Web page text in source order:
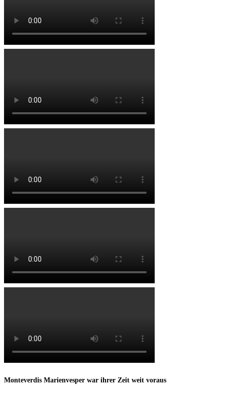
Monteverdis Marienvesper war ihrer Zeit weit voraus